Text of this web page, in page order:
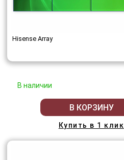
Hisense Array
В наличии
В КОРЗИНУ
Купить в 1 клик